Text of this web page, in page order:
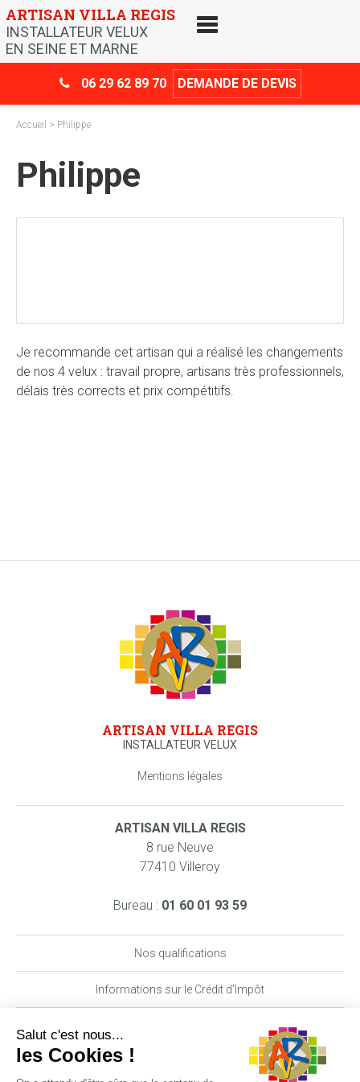
Skip
to
content
ARTISAN VILLA REGIS
INSTALLATEUR VELUX
EN SEINE ET MARNE
06 29 62 89 70 DEMANDE DE DEVIS
Accueil > Philippe
Philippe
Je recommande cet artisan qui a réalisé les changements
de nos 4 velux : travail propre, artisans très professionnels,
délais très corrects et prix compétitifs.
ARTISAN VILLA REGIS
INSTALLATEUR VELUX
Mentions légales
ARTISAN VILLA REGIS
8 rue Neuve
77410 Villeroy
Bureau : 01 60 01 93 59
Nos qualifications
Informations sur le Crédit d’Impôt